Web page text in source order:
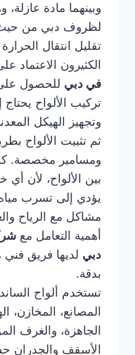
وبينهما مادة عازلة،
لظروف دبي من حيث
تقليل انتقال
الكثيرون الاعتماد
في دبي للحصول
تركيب الألواح
وتجهيز الهيكل
ثم تثبيت الألواح
ومسامير مخصصة.
بين الألواح، لأن
يؤدي إلى تسرب
مشاكل مع الرياح
أهمية التعامل مع
دبي لديها فريق
بدقة.
تستخدم ألواح
المصانع، المخازن،
الجاهزة، والغرف
الأسقف والجدران